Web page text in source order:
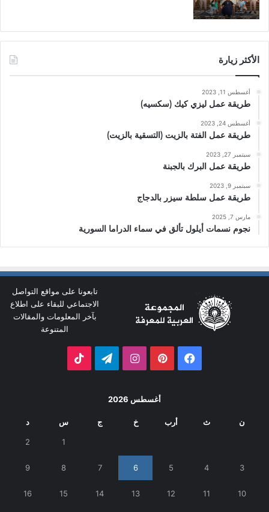
الأكثر زيارة
أغسطس 11, 2023
طريقة عمل ليزي كيك (سكسيه)
أغسطس 24, 2023
طريقة عمل الفتة بالزيت (التسقية بالزيت)
سبتمبر 27, 2023
طريقة عمل البرك بالجبنة
سبتمبر 9, 2023
طريقة عمل سلطة سيزر بالدجاج
مارس 7, 2025
نجوم نسمات أيلول تألق في سماء الدراما السورية
تابعونا على مواقع التواصل
الاجتماعي للبقاء على اطلاع
بآخر المعلومات والمقالات
المتنوعة
فيسبوك بينتيريستانستقرامتيلقرام
أغسطس 2026
ن ث أرب خ ج س د
1
2
3
4
5
6
7
8
9
10
11
12
13
14
15
16